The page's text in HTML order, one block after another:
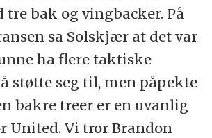
bak og vingbacker. På
sa Solskjær at det var
ha flere taktiske
støtte seg til, men påpekte
bakre treer er en uvanlig
United. Vi tror Brandon